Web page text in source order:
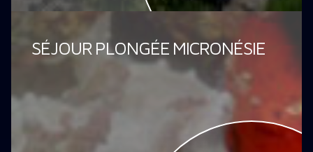
SÉJOUR PLONGÉE MICRONÉSIE